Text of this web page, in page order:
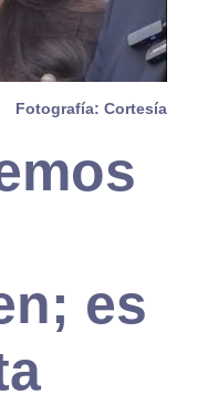
Fotografía: Cortesía
es